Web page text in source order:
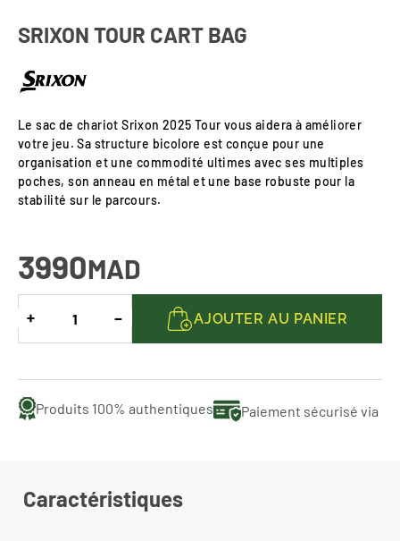
SRIXON TOUR CART BAG
Le sac de chariot Srixon 2025 Tour vous aidera à améliorer
votre jeu. Sa structure bicolore est conçue pour une
organisation et une commodité ultimes avec ses multiples
poches, son anneau en métal et une base robuste pour la
stabilité sur le parcours.
3990MAD
AJOUTER AU PANIER
Produits 100% authentiques Paiement sécurisé via
Caractéristiques